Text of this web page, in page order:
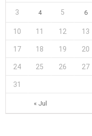
« Jul
3 4 5 6
10 11 12 13
17 18 19 20
24 25 26 27
31